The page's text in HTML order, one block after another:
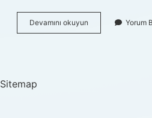
Devamını okuyun
Ağrıyor
Yorum
Sitemap